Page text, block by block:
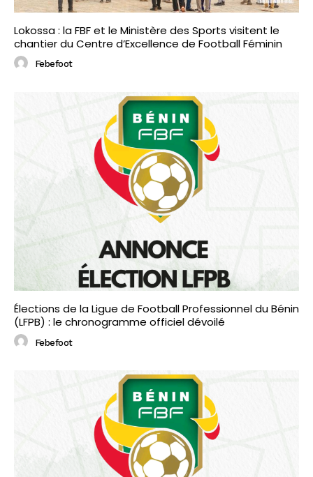
Lokossa : la FBF et le Ministère des Sports visitent le
chantier du Centre d’Excellence de Football Féminin
Febefoot
Élections de la Ligue de Football Professionnel du Bénin
(LFPB) : le chronogramme officiel dévoilé
Febefoot